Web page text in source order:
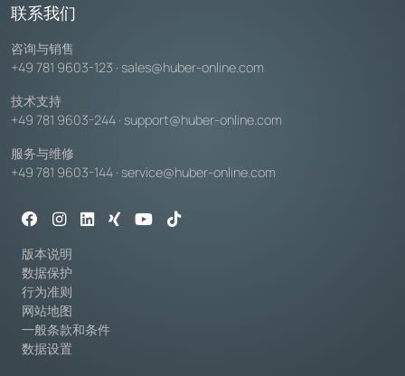
联系我们
咨询与销售
+49 781 9603-123 · sales@huber-online.com
技术支持
+49 781 9603-244 · support@huber-online.com
服务与维修
+49 781 9603-144 · service@huber-online.com
版本说明
数据保护
行为准则
网站地图
一般条款和条件
数据设置